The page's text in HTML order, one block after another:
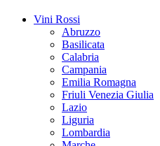
Vini Rossi
Abruzzo
Basilicata
Calabria
Campania
Emilia Romagna
Friuli Venezia Giulia
Lazio
Liguria
Lombardia